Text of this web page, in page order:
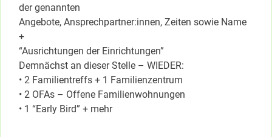
der genannten
Angebote, Ansprechpartner:innen, Zeiten sowie Name
+
“Ausrichtungen der Einrichtungen”
Demnächst an dieser Stelle – WIEDER:
• 2 Familientreffs + 1 Familienzentrum
• 2 OFAs – Offene Familienwohnungen
• 1 “Early Bird” + mehr